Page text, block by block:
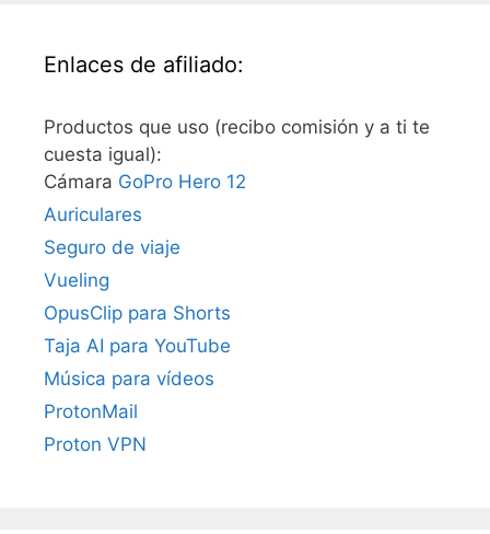
Enlaces de afiliado:
Productos que uso (recibo comisión y a ti te
cuesta igual):
Cámara GoPro Hero 12
Auriculares
Seguro de viaje
Vueling
OpusClip para Shorts
Taja AI para YouTube
Música para vídeos
ProtonMail
Proton VPN